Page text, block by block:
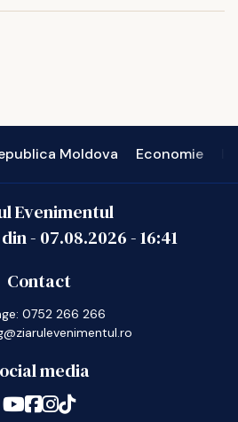
Moldova Economie
Evenimentul
- 07.08.2026-16:41
Contact
0752 266 266
media